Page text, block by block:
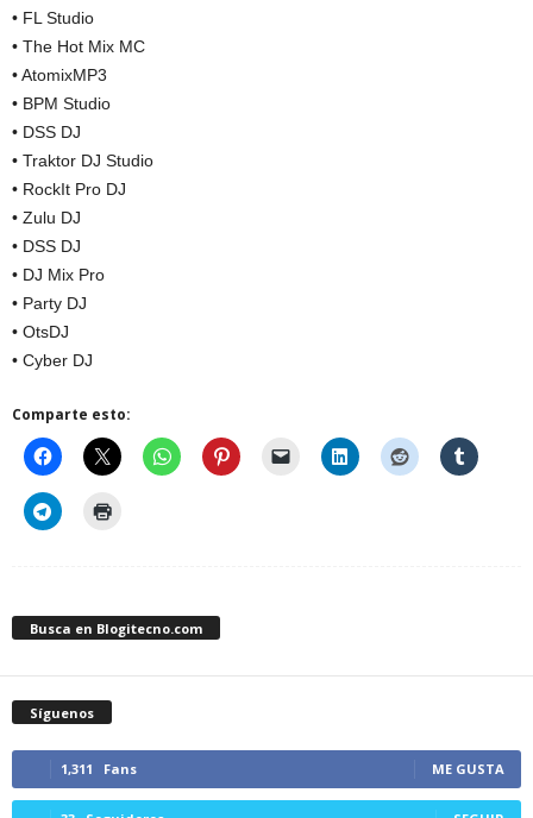
• FL Studio
• The Hot Mix MC
• AtomixMP3
• BPM Studio
• DSS DJ
• Traktor DJ Studio
• RockIt Pro DJ
• Zulu DJ
• DSS DJ
• DJ Mix Pro
• Party DJ
• OtsDJ
• Cyber DJ
Comparte esto:
Busca en Blogitecno.com
Síguenos
1,311 Fans ME GUSTA